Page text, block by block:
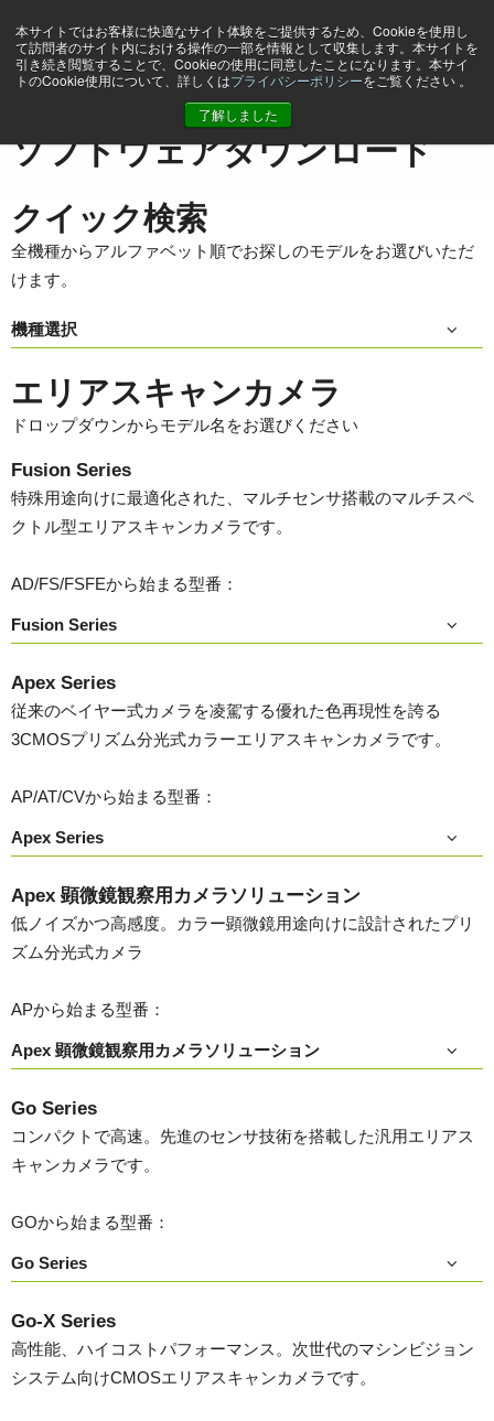
本サイトではお客様に快適なサイト体験をご提供するため、Cookieを使用し
て訪問者のサイト内における操作の一部を情報として収集します。本サイトを
引き続き閲覧することで、Cookieの使用に同意したことになります。本サイ
トのCookie使用について、詳しくはプライバシーポリシーをご覧ください 。
了解しました
ソフトウェアダウンロード
ソフトウェアダウンロード
クイック検索
全機種からアルファベット順でお探しのモデルをお選びいただ
けます。
機種選択
エリアスキャンカメラ
ドロップダウンからモデル名をお選びください
Fusion Series
特殊用途向けに最適化された、マルチセンサ搭載のマルチスペ
クトル型エリアスキャンカメラです。
AD/FS/FSFEから始まる型番：
Fusion Series
Apex Series
従来のベイヤー式カメラを凌駕する優れた色再現性を誇る
3CMOSプリズム分光式カラーエリアスキャンカメラです。
AP/AT/CVから始まる型番：
Apex Series
Apex 顕微鏡観察用カメラソリューション
低ノイズかつ高感度。カラー顕微鏡用途向けに設計されたプリ
ズム分光式カメラ
APから始まる型番：
Apex 顕微鏡観察用カメラソリューション
Go Series
コンパクトで高速。先進のセンサ技術を搭載した汎用エリアス
キャンカメラです。
GOから始まる型番：
Go Series
Go-X Series
高性能、ハイコストパフォーマンス。次世代のマシンビジョン
システム向けCMOSエリアスキャンカメラです。